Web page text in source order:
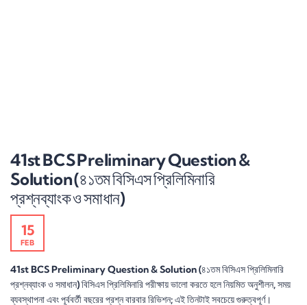
41st BCS Preliminary Question &
Solution (৪১তম বিসিএস প্রিলিমিনারি
প্রশ্নব্যাংক ও সমাধান)
15
FEB
41st BCS Preliminary Question & Solution (৪১তম বিসিএস প্রিলিমিনারি
প্রশ্নব্যাংক ও সমাধান) বিসিএস প্রিলিমিনারি পরীক্ষায় ভালো করতে হলে নিয়মিত অনুশীলন, সময়
ব্যবস্থাপনা এবং পূর্ববর্তী বছরের প্রশ্ন বারবার রিভিশন; এই তিনটাই সবচেয়ে গুরুত্বপূর্ণ।